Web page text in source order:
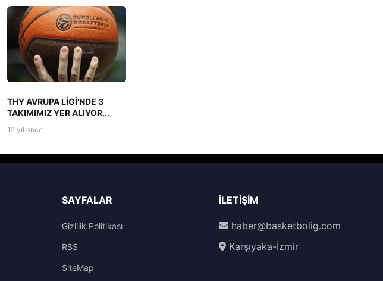
THY AVRUPA LİGİ'NDE 3
TAKIMIMIZ YER ALIYOR...
12 yıl önce
SAYFALAR
Gizlilik Politikası
RSS
SiteMap
İLETIŞIM
haber@basketbolig.com
Karşıyaka-İzmir